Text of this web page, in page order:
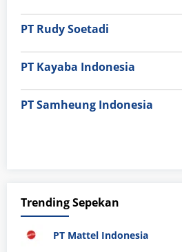
PT Rudy Soetadi
PT Kayaba Indonesia
PT Samheung Indonesia
Trending Sepekan
PT Mattel Indonesia